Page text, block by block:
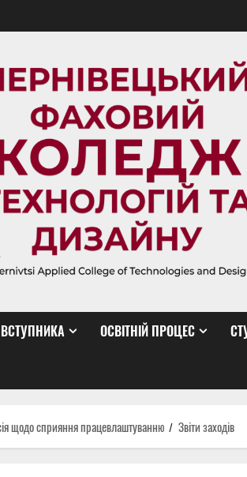
ОСВІТНІЙ ПРОЦЕС
щодо сприяння працевлаштуванню Звіти заходів